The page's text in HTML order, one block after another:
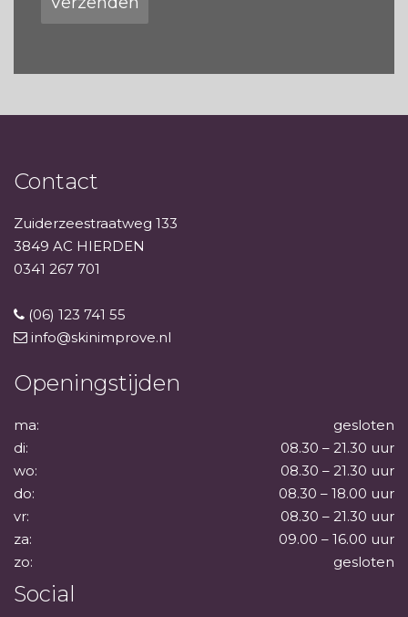
Contact
Zuiderzeestraatweg 133
3849 AC HIERDEN
0341 267 701
(06) 123 741 55
info@skinimprove.nl
Openingstijden
ma:
gesloten
di:
08.30 – 21.30 uur
wo:
08.30 – 21.30 uur
do:
08.30 – 18.00 uur
vr:
08.30 – 21.30 uur
za:
09.00 – 16.00 uur
zo:
gesloten
Social